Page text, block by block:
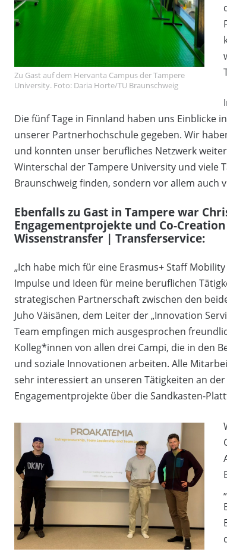
Zu Gast auf dem Hervanta Campus der Tampere
University. Foto: Daria Horte/TU Braunschweig
Die fünf Tage in Finnland haben uns Einblicke
unserer Partnerhochschule gegeben. Wir
und konnten unser berufliches Netzwerk
Winterschal der Tampere University und viele
Braunschweig finden, sondern vor allem auch
Ebenfalls zu Gast in Tampere war
Engagementprojekte und Co-
Wissenstransfer | Transferservice:
„Ich habe mich für eine Erasmus+ Staff
Impulse und Ideen für meine beruflichen
strategischen Partnerschaft zwischen den
Juho Väisänen, dem Leiter der „Innovation
Team empfingen mich ausgesprochen
Kolleg*innen von allen drei Campi, die in den
und soziale Innovationen arbeiten. Alle
sehr interessiert an unseren Tätigkeiten an
Engagementprojekte über die Sandkasten-